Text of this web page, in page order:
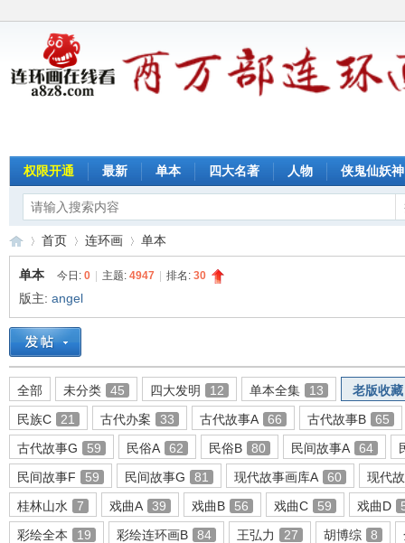
权限开通 最新 单本 四大名著 人物 侠鬼仙妖神
连
环
»
首页
›
连环画
›
单本
单本 今日: 0 主题: 4947 排名: 30
版主: angel
全部 未分类 45 四大发明 12 单本全集 13
老版收藏
民族C
21 古代办案 33 古代故事A 66 古代故事B
65
古代故事G
59 民俗A 62 民俗B 80 民间故事A 64
民间故事F
59 民间故事G 81 现代故事画库A 60
现代
桂林山水
7 戏曲A 39 戏曲B 56 戏曲C 59 戏曲D
彩绘全本
19 彩绘连环画B 84 王弘力 27 胡博综 8